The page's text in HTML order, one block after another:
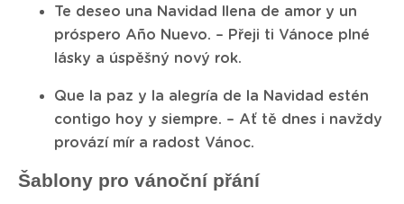
Te deseo una Navidad llena de amor y un
próspero Año Nuevo. – Přeji ti Vánoce plné
lásky a úspěšný nový rok.
Que la paz y la alegría de la Navidad estén
contigo hoy y siempre. – Ať tě dnes i navždy
provází mír a radost Vánoc.
Šablony pro vánoční přání